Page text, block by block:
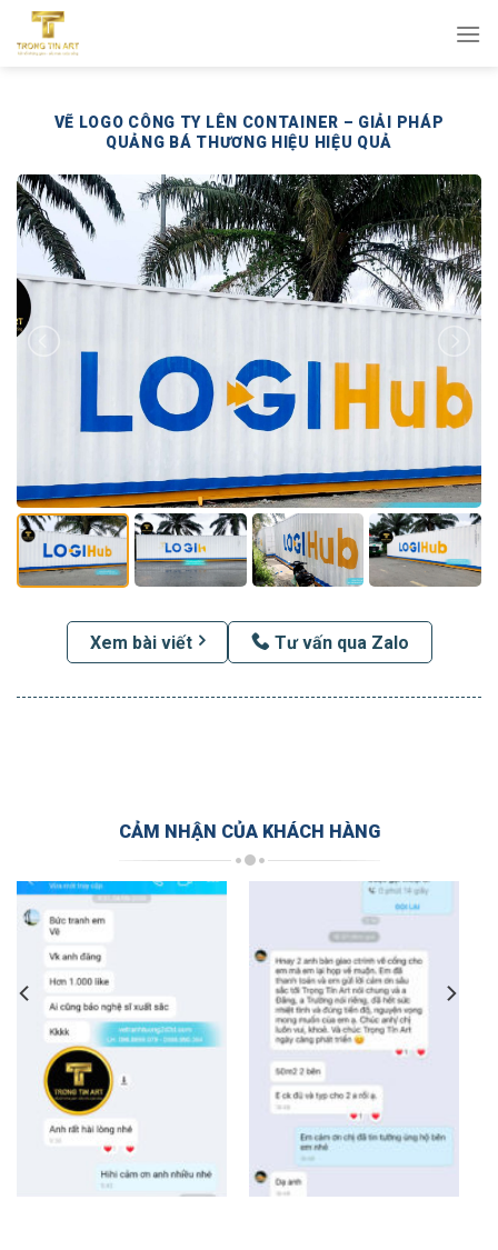
qua
VẼ LOGO CÔNG TY LÊN CONTAINER – GIẢI PHÁP
QUẢNG BÁ THƯƠNG HIỆU HIỆU QUẢ
Xem bài viết Tư vấn qua Zalo
CẢM NHẬN CỦA KHÁCH HÀNG